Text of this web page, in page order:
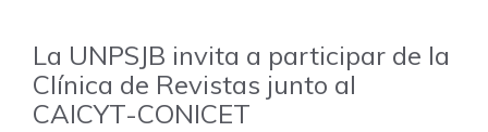
La UNPSJB invita a participar de la
Clínica de Revistas junto al
CAICYT-CONICET